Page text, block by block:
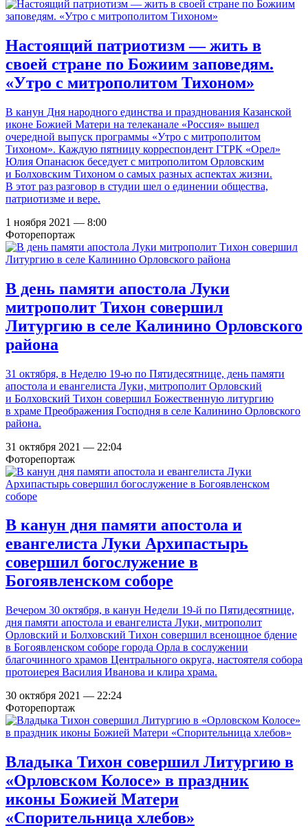
Настоящий патриотизм — жить в
своей стране по Божиим заповедям.
«Утро с митрополитом Тихоном»
В канун Дня народного единства и празднования Казанской
иконе Божией Матери на телеканале «Россия» вышел
очередной выпуск программы «Утро с митрополитом
Тихоном». Каждую пятницу корреспондент ГТРК «Орел»
Юлия Опанасюк беседует с митрополитом Орловским
и Болховским Тихоном о самых разных аспектах жизни.
В этот раз разговор в студии шел о единении общества,
патриотизме и вере.
1 ноября 2021 — 8:00
Фоторепортаж
В день памяти апостола Луки
митрополит Тихон совершил
Литургию в селе Калинино Орловского
района
31 октября, в Неделю 19-ю по Пятидесятнице, день памяти
апостола и евангелиста Луки, митрополит Орловский
и Болховский Тихон совершил Божественную литургию
в храме Преображения Господня в селе Калинино Орловского
района.
31 октября 2021 — 22:04
Фоторепортаж
В канун дня памяти апостола и
евангелиста Луки Архипастырь
совершил богослужение в
Богоявленском соборе
Вечером 30 октября, в канун Недели 19-й по Пятидесятнице,
дня памяти апостола и евангелиста Луки, митрополит
Орловский и Болховский Тихон совершил всенощное бдение
в Богоявленском соборе города Орла в сослужении
благочинного храмов Центрального округа, настоятеля собора
протоиерея Василия Иванова и клира храма.
30 октября 2021 — 22:24
Фоторепортаж
Владыка Тихон совершил Литургию в
«Орловском Колосе» в праздник
иконы Божией Матери
«Спорительница хлебов»